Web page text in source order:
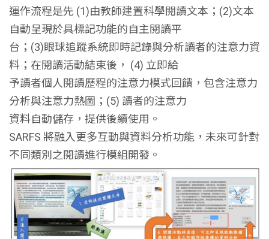
運作流程是先 (1)由教師建置科學閱讀文本；(2)文本
自動呈現於具標記功能的自主閱讀平
台；(3)眼球追蹤系統即時記錄與分析讀者的注意力資
料；在閱讀活動結束後， (4) 立即給
予讀者個人閱讀歷程的注意力模式回饋，包含注意力
分析與注意力熱圖；(5) 讀者的注意力
資料自動儲存，提供後續使用。
SARFS 將融入更多互動與資料分析功能，未來可針對
不同類別之閱讀進行模組開發。